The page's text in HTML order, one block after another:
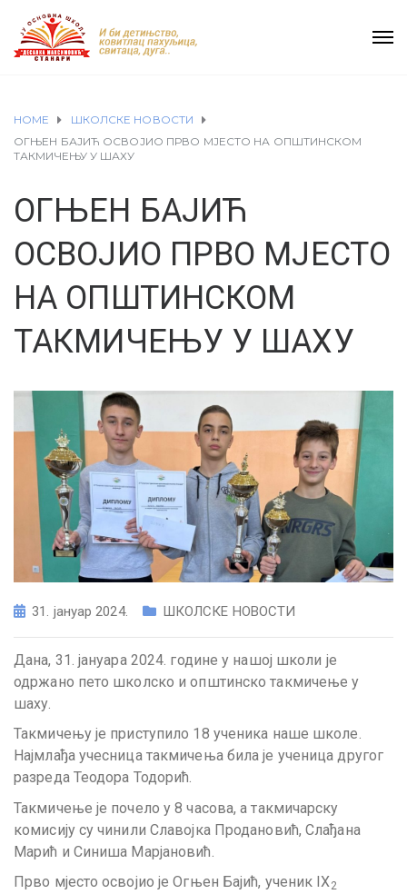
HOME
ШКОЛСКЕ НОВОСТИ
ОГЊЕН БАЈИЋ ОСВОЈИО ПРВО МЈЕСТО НА ОПШТИНСКОМ
ТАКМИЧЕЊУ У ШАХУ
ОГЊЕН БАЈИЋ
ОСВОЈИО ПРВО МЈЕСТО
НА ОПШТИНСКОМ
ТАКМИЧЕЊУ У ШАХУ
31. јануар 2024. ШКОЛСКЕ НОВОСТИ
Дана, 31. јануара 2024. године у нашој школи је
одржано пето школско и општинско такмичење у
шаху.
Такмичењу је приступило 18 ученика наше школе.
Најмлађа учесница такмичења била је ученица другог
разреда Теодора Тодорић.
Такмичење је почело у 8 часова, а такмичарску
комисију су чинили Славојка Продановић, Слађана
Марић и Синиша Марјановић.
Прво мјесто освојио је Огњен Бајић, ученик IX2